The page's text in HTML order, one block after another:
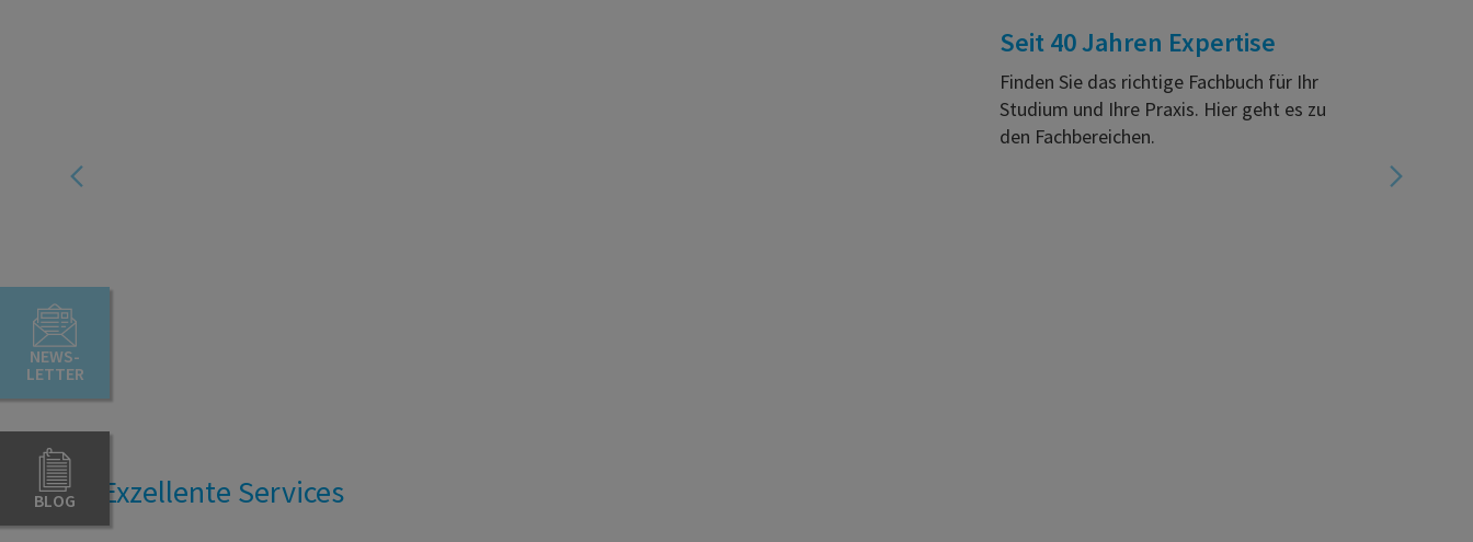
NEWS-
LETTER
BLOG
Seit 40 Jahren Expertise
Finden Sie das richtige Fachbuch für Ihr
Studium und Ihre Praxis. Hier geht es zu
den Fachbereichen.
Exzellente Services